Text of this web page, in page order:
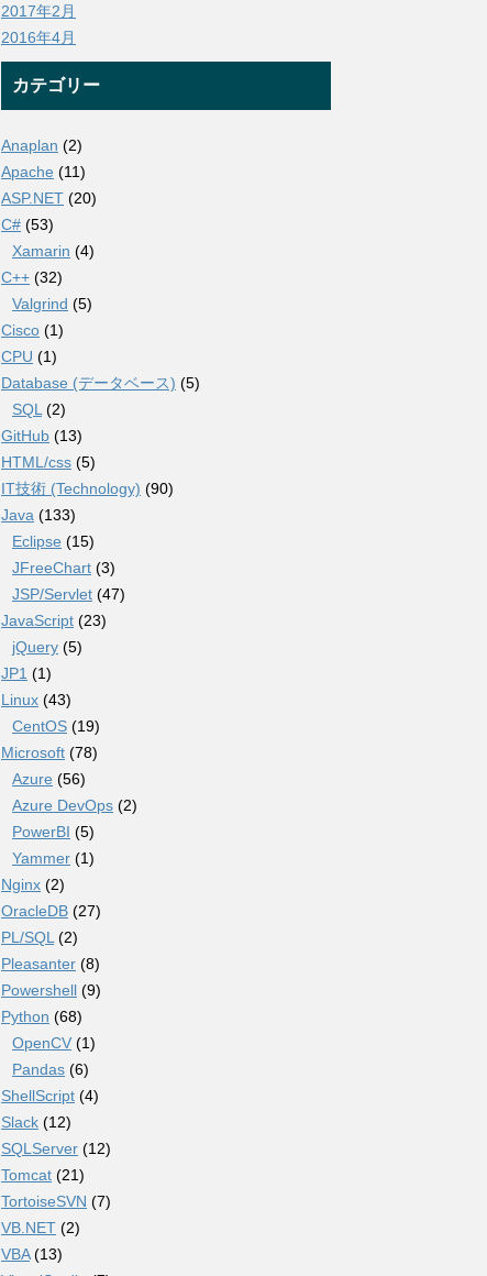
2017年2月
2016年4月
カテゴリー
Anaplan (2)
Apache (11)
ASP.NET (20)
C# (53)
Xamarin (4)
C++ (32)
Valgrind (5)
Cisco (1)
CPU (1)
Database (データベース) (5)
SQL (2)
GitHub (13)
HTML/css (5)
IT技術 (Technology) (90)
Java (133)
Eclipse (15)
JFreeChart (3)
JSP/Servlet (47)
JavaScript (23)
jQuery (5)
JP1 (1)
Linux (43)
CentOS (19)
Microsoft (78)
Azure (56)
Azure DevOps (2)
PowerBI (5)
Yammer (1)
Nginx (2)
OracleDB (27)
PL/SQL (2)
Pleasanter (8)
Powershell (9)
Python (68)
OpenCV (1)
Pandas (6)
ShellScript (4)
Slack (12)
SQLServer (12)
Tomcat (21)
TortoiseSVN (7)
VB.NET (2)
VBA(13)